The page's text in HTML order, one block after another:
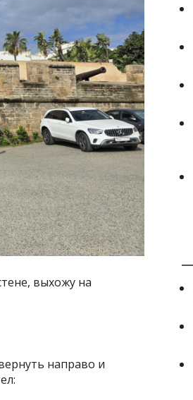
выхожу на
направо и